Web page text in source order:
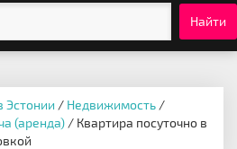
Найти
Эстонии / Недвижимость /
(аренда) / Квартира посуточно в